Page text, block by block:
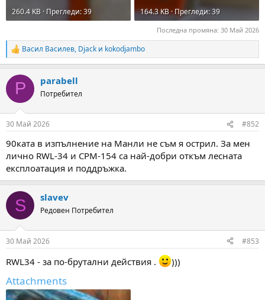
260.4 KB · Прегледи: 39
164.3 KB · Прегледи: 39
Последна промяна: 30 Май 2026
R
e
c
i
s
Васил Василев, Djack и kokodjambo
P parabell
Потребител
30 Май 2026 #852
90ката в изпълнение на Манли не съм я острил. За мен
лично RWL-34 и CPM-154 са най-добри откъм лесната
експлоатация и поддръжка.
S slavev
Редовен Потребител
30 Май 2026 #853
RWL34 - за по-брутални действия . )))
Attachments